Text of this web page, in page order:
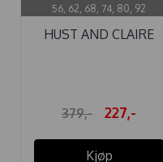
56, 62, 68, 74, 80, 92
HUST AND CLAIRE
379,- 227,-
Kjøp